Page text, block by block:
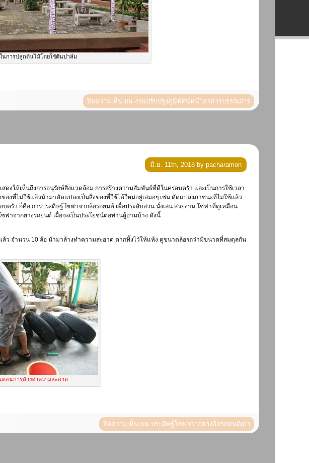
นการปลูกต้นไม้โดยใช้ต้นปาล์ม
ปิดความเห็น บน งานปรับปรุงภูมิทัศน์หน้าอาคารบรรณสาร
มิ.ย. 11th, 2018 by pacharamon
งให้เห็นถึงการอนุรักษ์สิ่งแวดล้อม การสร้างความสัมพันธ์ที่ดีในครอบครัว และเป็นการใช้เวลา
องที่ไม่ใช้แล้วนำมาดัดแปลงเป็นสิ่งของที่ใช้ได้ใหม่อยู่เสมอๆ เช่น ดัดแปลงภาชนะที่ไม่ใช้แล้ว
รัว ก็คือ การประดิษฐ์โซฟาจากล้อรถยนต์ เพื่อประดับสวน นั่งเล่น สวยงาม โซฟาที่ดูเหมือน
าจากยางรถยนต์ เผื่อจะเป็นประโยชน์ต่อท่านผู้อ่านบ้าง ดังนี้
ว จำนวน 10 ล้อ นำมาล้างทำความสะอาด ตากทิ้งไว้ให้แห้ง ดูขนาดล้อรถว่ามีขนาดที่สมดุลกัน
อนการล้างทำความสะอาด
ปิดความเห็น บน ประดิษฐ์โซฟาจากยางล้อรถยนต์เก่า